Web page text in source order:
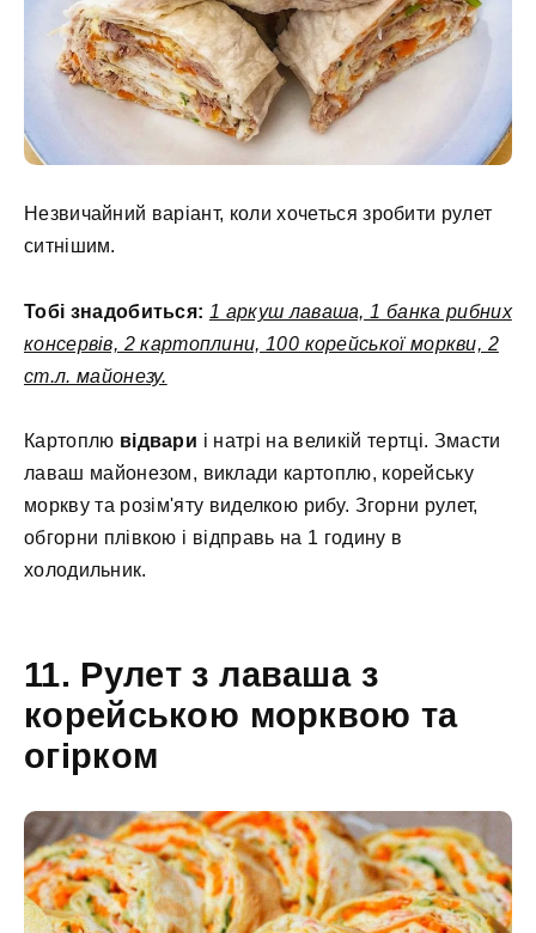
Незвичайний варіант, коли хочеться зробити рулет
ситнішим.
Тобі знадобиться: 1 аркуш лаваша, 1 банка рибних
консервів, 2 картоплини, 100 корейської моркви, 2
ст.л. майонезу.
Картоплю відвари і натрі на великій тертці. Змасти
лаваш майонезом, виклади картоплю, корейську
моркву та розім'яту виделкою рибу. Згорни рулет,
обгорни плівкою і відправь на 1 годину в
холодильник.
11. Рулет з лаваша з
корейською морквою та
огірком